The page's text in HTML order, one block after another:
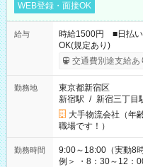
WEB登録・面接OK
給与
時給1500円 ■日払
OK(規定あり)
交通費別途支給あ
勤務地
東京都新宿区
新宿駅 / 新宿三丁目
大手物流会社（年
職場です！）
勤務時間
9:00～18:00（実動8時間） 希望の時間帯を選べます
例＞ ・8：30～12：